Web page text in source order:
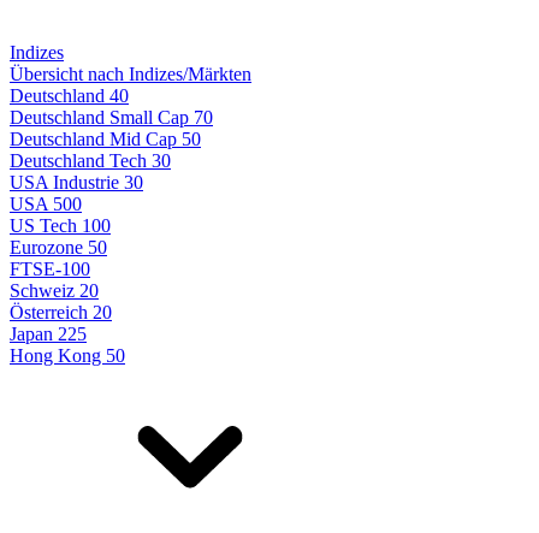
Indizes
Übersicht nach Indizes/Märkten
Deutschland 40
Deutschland Small Cap 70
Deutschland Mid Cap 50
Deutschland Tech 30
USA Industrie 30
USA 500
US Tech 100
Eurozone 50
FTSE-100
Schweiz 20
Österreich 20
Japan 225
Hong Kong 50